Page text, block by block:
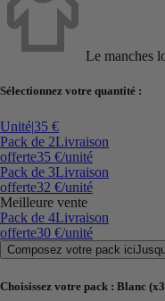
Le manches
Sélectionnez votre quantité :
Unité|35 €
Pack de 2Livraison
offerte35 €/unité
Pack de 3Livraison
offerte32 €/unité
Meilleure vente
Pack de 4Livraison
offerte30 €/unité
Composez votre pack ici
Choisissez votre pack : Blanc